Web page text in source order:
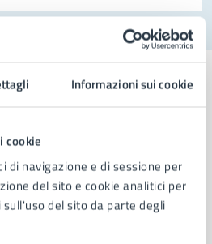
Informazioni sui cookie
cookie
di navigazione e di sessione per
del sito e cookie analitici per
del sito da parte degli